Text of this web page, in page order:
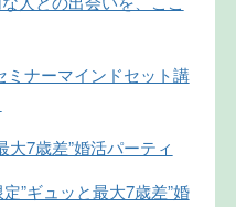
ミナーマインドセット講
大7歳差”婚活パーティ
”ギュッと最大7歳差”婚